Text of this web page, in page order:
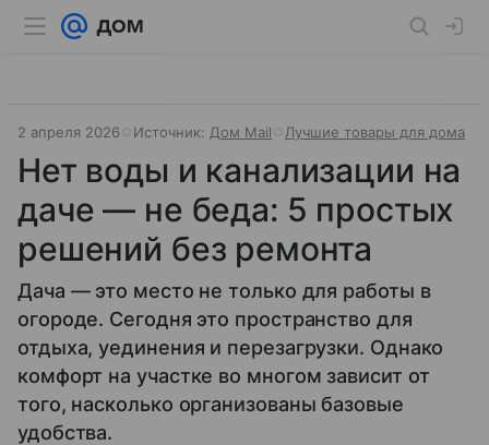
2 апреля 2026 Источник: Дом Mail Лучшие товары для дома
Нет воды и канализации на
даче — не беда: 5 простых
решений без ремонта
Дача — это место не только для работы в
огороде. Сегодня это пространство для
отдыха, уединения и перезагрузки. Однако
комфорт на участке во многом зависит от
того, насколько организованы базовые
удобства.